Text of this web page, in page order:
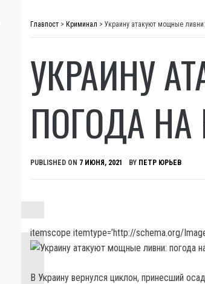
Главпост > Криминал > Украину атакуют мощные
УКРАИНУ
ПОГОДА
PUBLISHED ON 7 ИЮНЯ, 2021 BY ПЕТР ЮРЬЕВ
itemscope itemtype=’http://schema.org/
В Украину вернулся циклон, принесший